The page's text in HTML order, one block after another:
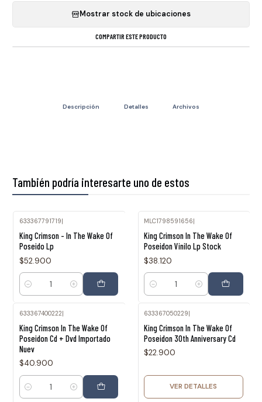
Mostrar stock de ubicaciones
COMPARTIR ESTE PRODUCTO
Descripción Detalles Archivos
También podría interesarte uno de estos
633367791719|
King Crimson - In The Wake Of
Poseido Lp
$52.900
Cantidad
MLC1798591656|
King Crimson In The Wake Of
Poseidon Vinilo Lp Stock
$38.120
Cantidad
633367400222|
King Crimson In The Wake Of
Poseidon Cd + Dvd Importado
Nuev
$40.900
Cantidad
633367050229|
King Crimson In The Wake Of
Poseidon 30th Anniversary Cd
$22.900
VER DETALLES